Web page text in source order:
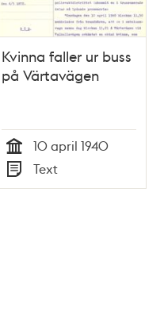
Kvinna faller ur buss
på Värtavägen
Tid
10 april 1940
Typ
Text